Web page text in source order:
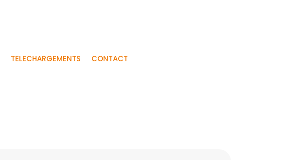
TELECHARGEMENTS CONTACT